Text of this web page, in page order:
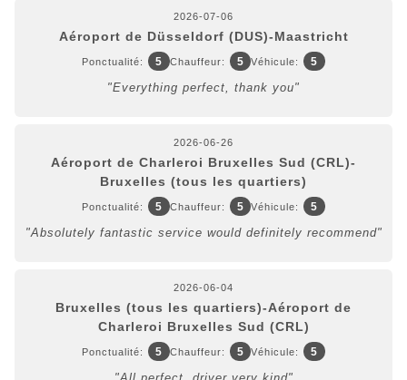
2026-07-06
Aéroport de Düsseldorf (DUS)-Maastricht
Ponctualité: 5 Chauffeur: 5 Véhicule: 5
"Everything perfect, thank you"
2026-06-26
Aéroport de Charleroi Bruxelles Sud (CRL)-
Bruxelles (tous les quartiers)
Ponctualité: 5 Chauffeur: 5 Véhicule: 5
"Absolutely fantastic service would definitely recommend"
2026-06-04
Bruxelles (tous les quartiers)-Aéroport de
Charleroi Bruxelles Sud (CRL)
Ponctualité: 5 Chauffeur: 5 Véhicule: 5